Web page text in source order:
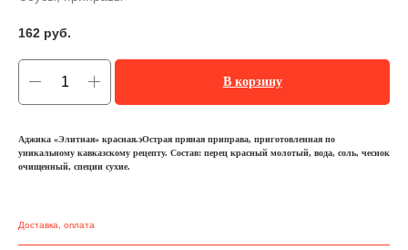
162 руб.
В корзину
Аджика «Элитная» красная.эОстрая пряная приправа, приготовленная по
уникальному кавказскому рецепту. Состав: перец красный молотый, вода, соль, чеснок
очищенный, специи сухие.
Доставка, оплата